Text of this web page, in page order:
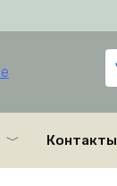
Контакты